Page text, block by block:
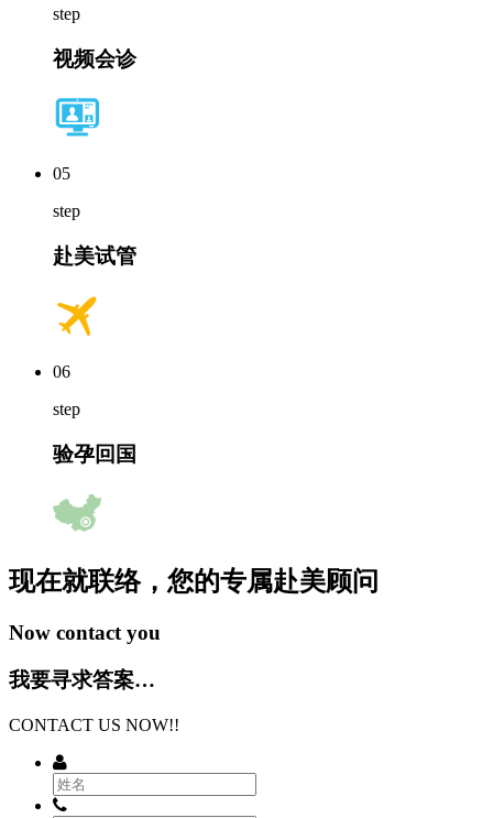
step
视频会诊
05
step
赴美试管
06
step
验孕回国
现在就联络，您的专属赴美顾问
Now contact you
我要寻求答案…
CONTACT US NOW!!